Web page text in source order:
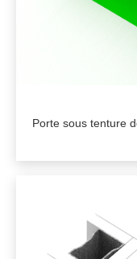
Porte sous tenture